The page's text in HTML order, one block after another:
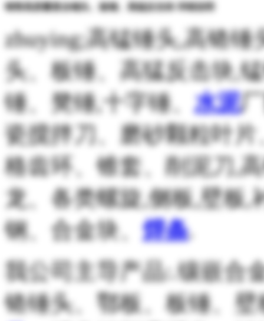
销售高质量复合锤头、板锤、高猛反击块 详细说明
zhuying;高锰锤头,高铬锤
头、板锤、高猛反击块,
锤、凳锤,十字锤、水泥
瓷搅拌刀、磨砂颗粒叶
格齿环、锥套、削泥刀,
龙、各类螺旋,侧板,壁板
钢、合金块、焊条.
我公司主导产品:.镶嵌合
铬锤头、鄂板、板锤、